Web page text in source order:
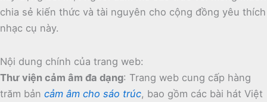
chia sẻ kiến thức và tài nguyên cho cộng đồng yêu thích
nhạc cụ này.
Nội dung chính của trang web:
Thư viện cảm âm đa dạng: Trang web cung cấp hàng
trăm bản cảm âm cho sáo trúc, bao gồm các bài hát Việt